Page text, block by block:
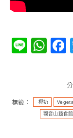
Line
標籤：
​​​ 椰奶
觀音山蔬食館